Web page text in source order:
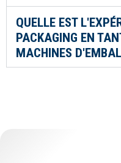
QUELLE EST
PACKAGING EN
MACHINES